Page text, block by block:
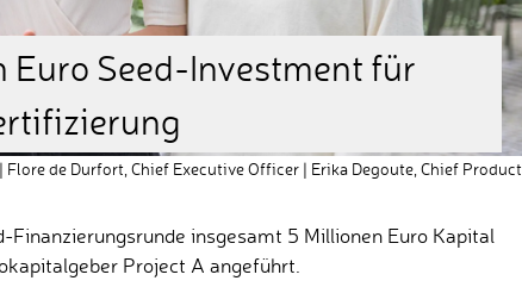
Seed-Investment für
de Durfort, Chief Executive Officer | Erika Degoute, Chief Product
insgesamt 5 Millionen Euro Kapital
Project A angeführt.